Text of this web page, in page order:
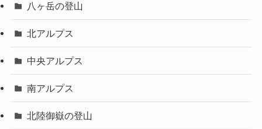
八ヶ岳の登山
北アルプス
中央アルプス
南アルプス
北陸御嶽の登山